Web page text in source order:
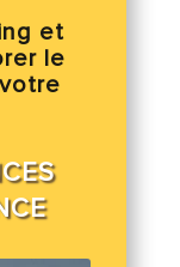
et
le